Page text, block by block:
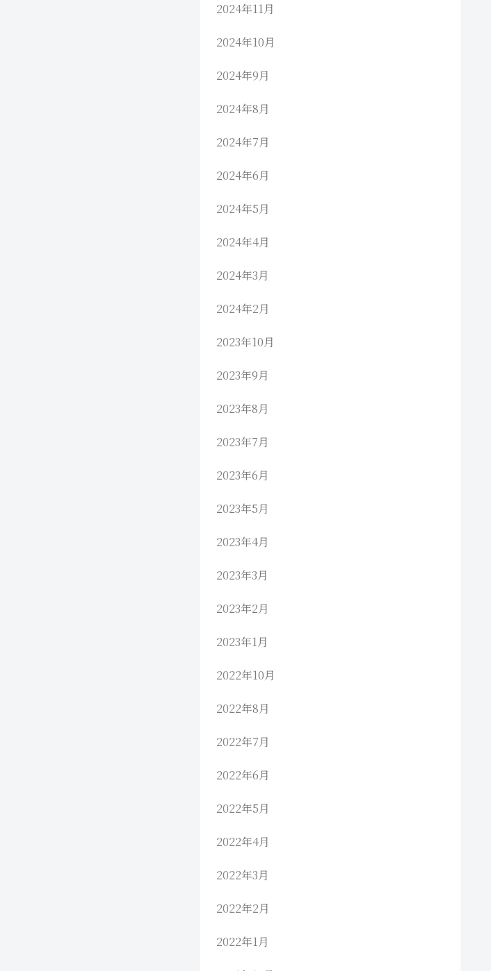
2024年11月
2024年10月
2024年9月
2024年8月
2024年7月
2024年6月
2024年5月
2024年4月
2024年3月
2024年2月
2023年10月
2023年9月
2023年8月
2023年7月
2023年6月
2023年5月
2023年4月
2023年3月
2023年2月
2023年1月
2022年10月
2022年8月
2022年7月
2022年6月
2022年5月
2022年4月
2022年3月
2022年2月
2022年1月